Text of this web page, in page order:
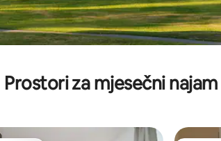
Prostori za mjesečni